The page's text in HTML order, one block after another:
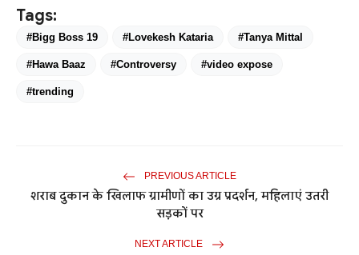
Tags:
#Bigg Boss 19 #Lovekesh Kataria #Tanya Mittal
#Hawa Baaz #Controversy #video expose
#trending
PREVIOUS ARTICLE
शराब दुकान के खिलाफ ग्रामीणों का उग्र प्रदर्शन, महिलाएं उतरी
सड़कों पर
NEXT ARTICLE